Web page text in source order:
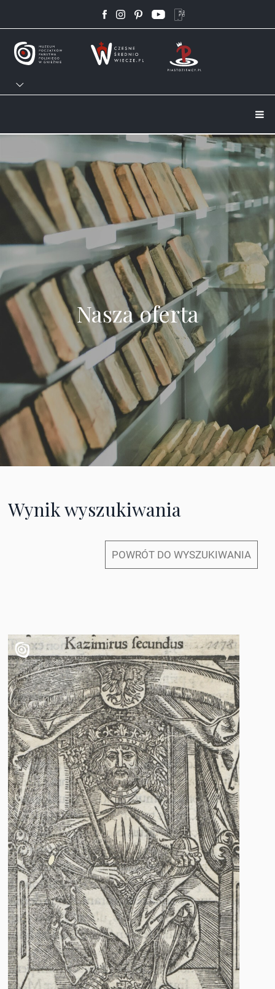
Nasza oferta
Wynik wyszukiwania
POWRÓT DO WYSZUKIWANIA